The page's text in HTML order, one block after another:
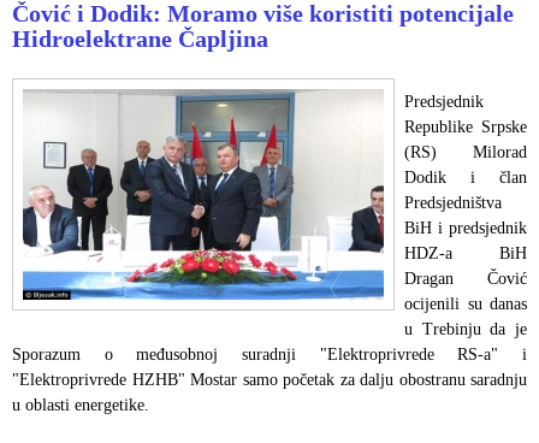
Čović i Dodik: Moramo više koristiti potencijale
Hidroelektrane Čapljina
Predsjednik
Republike Srpske
(RS) Milorad
Dodik i član
Predsjedništva
BiH i predsjednik
HDZ-a BiH
Dragan Čović
ocijenili su danas
u Trebinju da je
Sporazum o međusobnoj suradnji "Elektroprivrede RS-a" i
"Elektroprivrede HZHB" Mostar samo početak za dalju obostranu saradnju
u oblasti energetike.